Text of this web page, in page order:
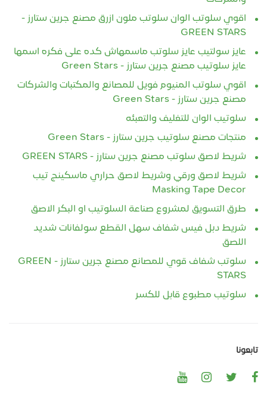
اقوي سلوتب الوان سلوتب ملون ازرق مصنع جرين ستارز -
GREEN STARS
عايز سولتيب عايز سلوتب ماسمهاش كده على فكره اسمها
عايز سلوتيب مصنع جرين ستارز - Green Stars
اقوي سلوتب المنيوم فويل للمصانع والمكتبات والشركات
مصنع جرين ستارز - Green Stars
سلوتيب الوان للتغليف والتعبئه
منتجات مصنع سلوتيب جرين ستارز - Green Stars
شريط لاصق سلوتب مصنع جرين ستارز - GREEN STARS
شريط لاصق ورقي وشريط لاصق حراري ماسكينج تيب
Masking Tape Decor
طرق التسويق لمشروع صناعة السلوتيب او البكر الاصق
شريط دبل فيس شفاف سهل القطع سولفانات شديد
اللصق
سلوتب شفاف قوي للمصانع مصنع جرين ستارز - GREEN
STARS
سلوتيب مطبوع قابل للكسر
تابعونا